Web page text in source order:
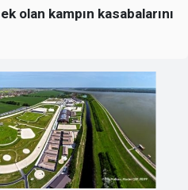
olan kampın kasabalarını